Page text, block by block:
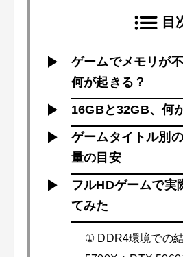
目
ゲームでメモリが不
何が起きる？
16GBと32GB、何
ゲームタイトル別
量の目安
フルHDゲームで実
てみた
① DDR4環境での